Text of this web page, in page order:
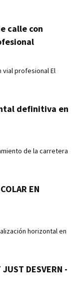
calle con
vial profesional El
definitiva en
de la carretera
EN
horizontal en
DESVERN -